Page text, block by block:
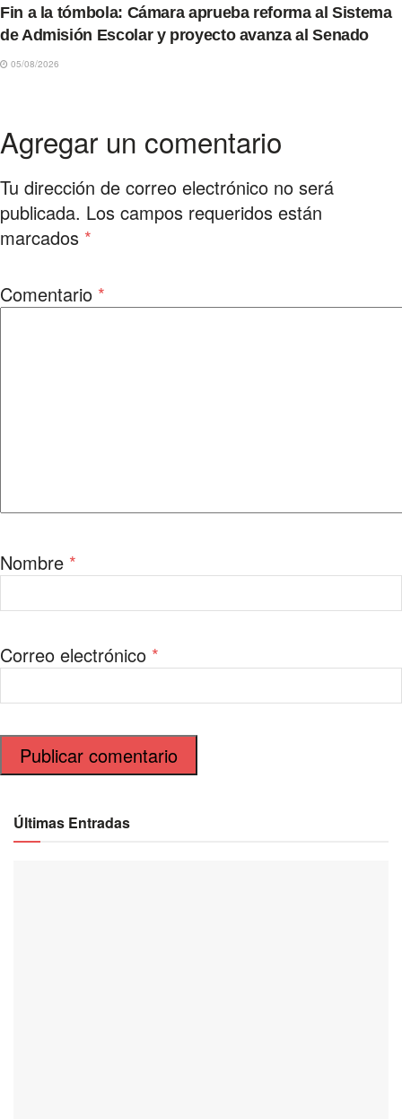
Fin a la tómbola: Cámara aprueba reforma al Sistema
de Admisión Escolar y proyecto avanza al Senado
05/08/2026
Agregar un comentario
Tu dirección de correo electrónico no será
publicada. Los campos requeridos están
marcados *
Comentario *
Nombre *
Correo electrónico *
Últimas Entradas